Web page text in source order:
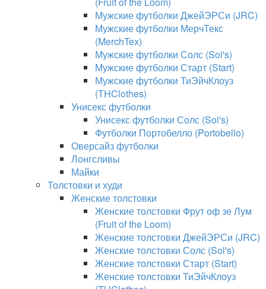
Мужские футболки ДжейЭРСи (JRC)
Мужские футболки МерчТекс
(MerchTex)
Мужские футболки Солс (Sol's)
Мужские футболки Старт (Start)
Мужские футболки ТиЭйчКлоуз
(THClothes)
Унисекс футболки
Унисекс футболки Солс (Sol's)
Футболки Портобелло (Portobello)
Оверсайз футболки
Лонгсливы
Майки
Толстовки и худи
Женские толстовки
Женские толстовки Фрут оф зе Лум
(Fruit of the Loom)
Женские толстовки ДжейЭРСи (JRC)
Женские толстовки Солс (Sol's)
Женские толстовки Старт (Start)
Женские толстовки ТиЭйчКлоуз